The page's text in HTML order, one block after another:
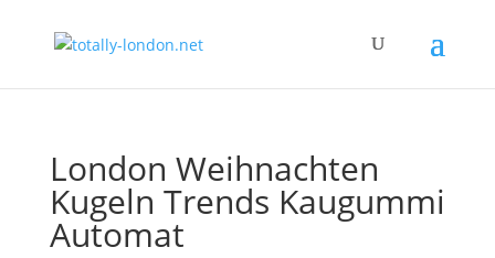
London Weihnachten
Kugeln Trends Kaugummi
Automat